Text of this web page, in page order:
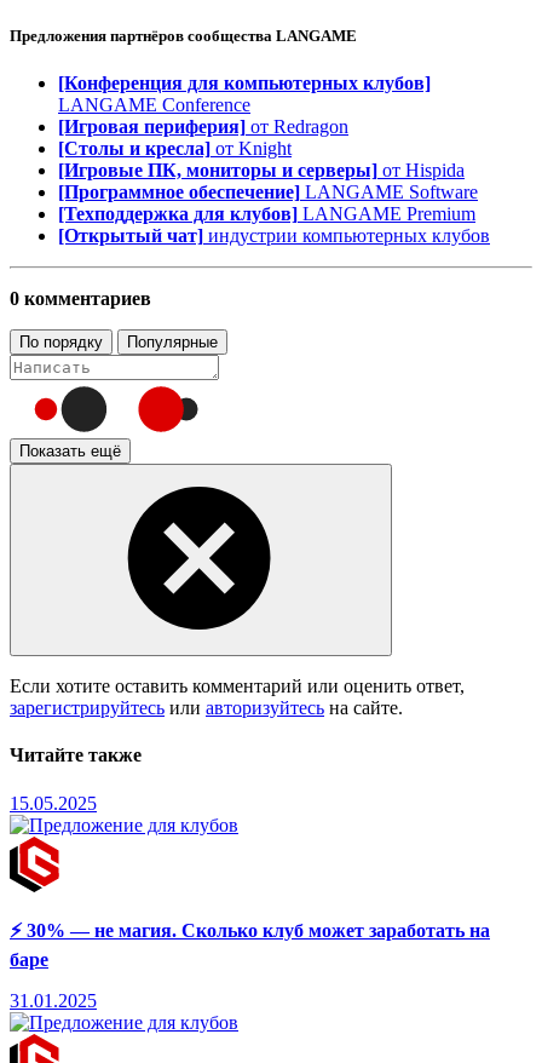
Предложения партнёров сообщества LANGAME
[Конференция для компьютерных клубов]
LANGAME Conference
[Игровая периферия] от Redragon
[Столы и кресла] от Knight
[Игровые ПК, мониторы и серверы] от Hispida
[Программное обеспечение] LANGAME Software
[Техподдержка для клубов] LANGAME Premium
[Открытый чат] индустрии компьютерных клубов
0 комментариев
По порядку Популярные
Показать ещё
Если хотите оставить комментарий или оценить ответ,
зарегистрируйтесь или авторизуйтесь на сайте.
Читайте также
15.05.2025
⚡ 30% — не магия. Cколько клуб может заработать на
баре
31.01.2025